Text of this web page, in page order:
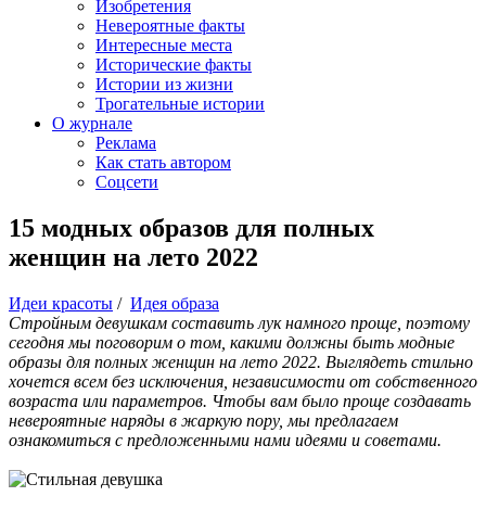
Изобретения
Невероятные факты
Интересные места
Исторические факты
Истории из жизни
Трогательные истории
О журнале
Реклама
Как стать автором
Соцсети
15 модных образов для полных
женщин на лето 2022
Идеи красоты / Идея образа
Стройным девушкам составить лук намного проще, поэтому
сегодня мы поговорим о том, какими должны быть модные
образы для полных женщин на лето 2022. Выглядеть стильно
хочется всем без исключения, независимости от собственного
возраста или параметров. Чтобы вам было проще создавать
невероятные наряды в жаркую пору, мы предлагаем
ознакомиться с предложенными нами идеями и советами.